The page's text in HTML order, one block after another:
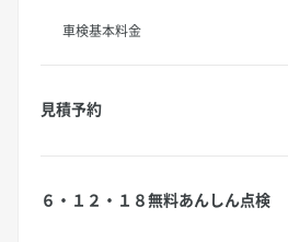
車検基本料金
見積予約
６・１２・１８無料あんしん点検